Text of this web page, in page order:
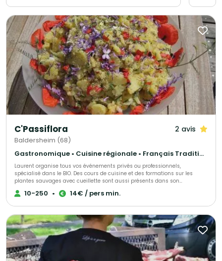
C'Passiflora 2 avis
Baldersheim (68)
Gastronomique • Cuisine régionale • Français Traditionnel
Laurent organise tous vos événements privés ou professionnels,
spécialisé dans le BIO. Des cours de cuisine et des formations sur les
plantes sauvages avec cueillette sont aussi présents dans son
programme Chef à domicile avec un repas fait sur demande
10-250 • 14€ / pers min.